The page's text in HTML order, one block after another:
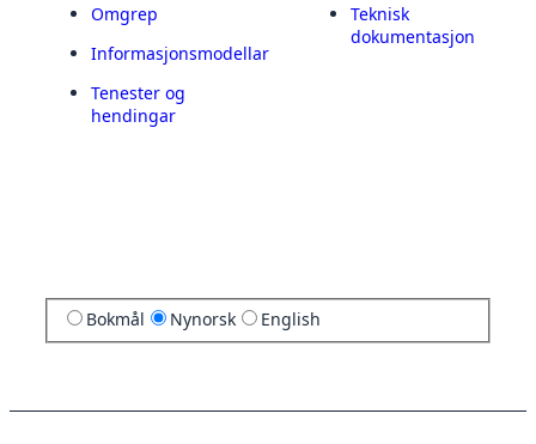
Omgrep
Informasjonsmodellar
Tenester og
hendingar
Teknisk
dokumentasjon
Bokmål Nynorsk English